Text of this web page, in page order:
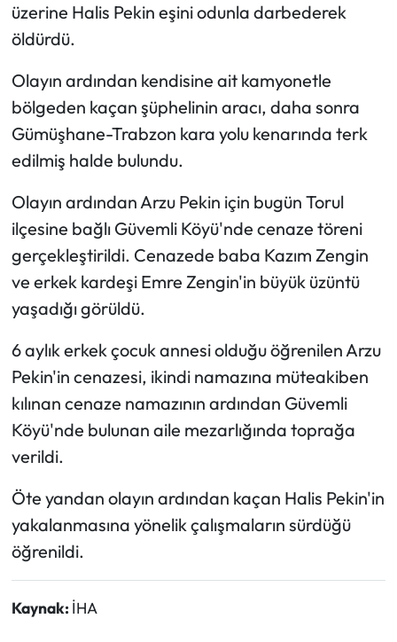
üzerine Halis Pekin eşini odunla darbederek
öldürdü.
Olayın ardından kendisine ait kamyonetle
bölgeden kaçan şüphelinin aracı, daha sonra
Gümüşhane-Trabzon kara yolu kenarında terk
edilmiş halde bulundu.
Olayın ardından Arzu Pekin için bugün Torul
ilçesine bağlı Güvemli Köyü'nde cenaze töreni
gerçekleştirildi. Cenazede baba Kazım Zengin
ve erkek kardeşi Emre Zengin'in büyük üzüntü
yaşadığı görüldü.
6 aylık erkek çocuk annesi olduğu öğrenilen Arzu
Pekin'in cenazesi, ikindi namazına müteakiben
kılınan cenaze namazının ardından Güvemli
Köyü'nde bulunan aile mezarlığında toprağa
verildi.
Öte yandan olayın ardından kaçan Halis Pekin'in
yakalanmasına yönelik çalışmaların sürdüğü
öğrenildi.
Kaynak: İHA
Teknoloji